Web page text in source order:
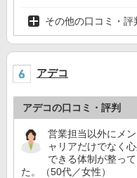
その他の口コミ・評
アデコ
アデコの口コミ・評判
営業担当以外にメ
ャリアだけでなく
できる体制が整っ
た。（50代／女性）